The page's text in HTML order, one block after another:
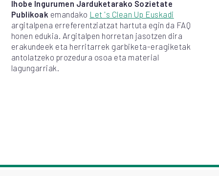
Ihobe Ingurumen Jarduketarako Sozietate
Publikoak emandako Let 's Clean Up Euskadi
argitalpena erreferentziatzat hartuta egin da FAQ
honen edukia. Argitalpen horretan jasotzen dira
erakundeek eta herritarrek garbiketa-eragiketak
antolatzeko prozedura osoa eta material
lagungarriak.